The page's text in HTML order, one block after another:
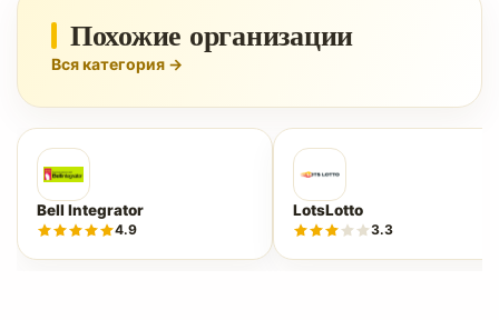
Похожие организации
Вся категория →
Bell Integrator
4.9
LotsLotto
3.3